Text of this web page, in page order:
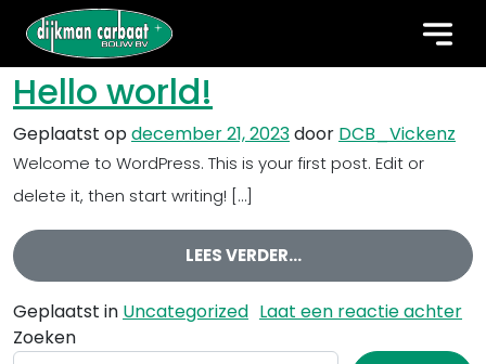
Categorie:
Hello world!
Geplaatst opdecember 21, 2023door DCB_Vickenz
Welcome to WordPress. This is your first post. Edit or
delete it, then start writing! […]
LEES VERDER…
FROM HELLO WORLD!
Geplaatst in Uncategorized Laat een reactie achter
Zoeken